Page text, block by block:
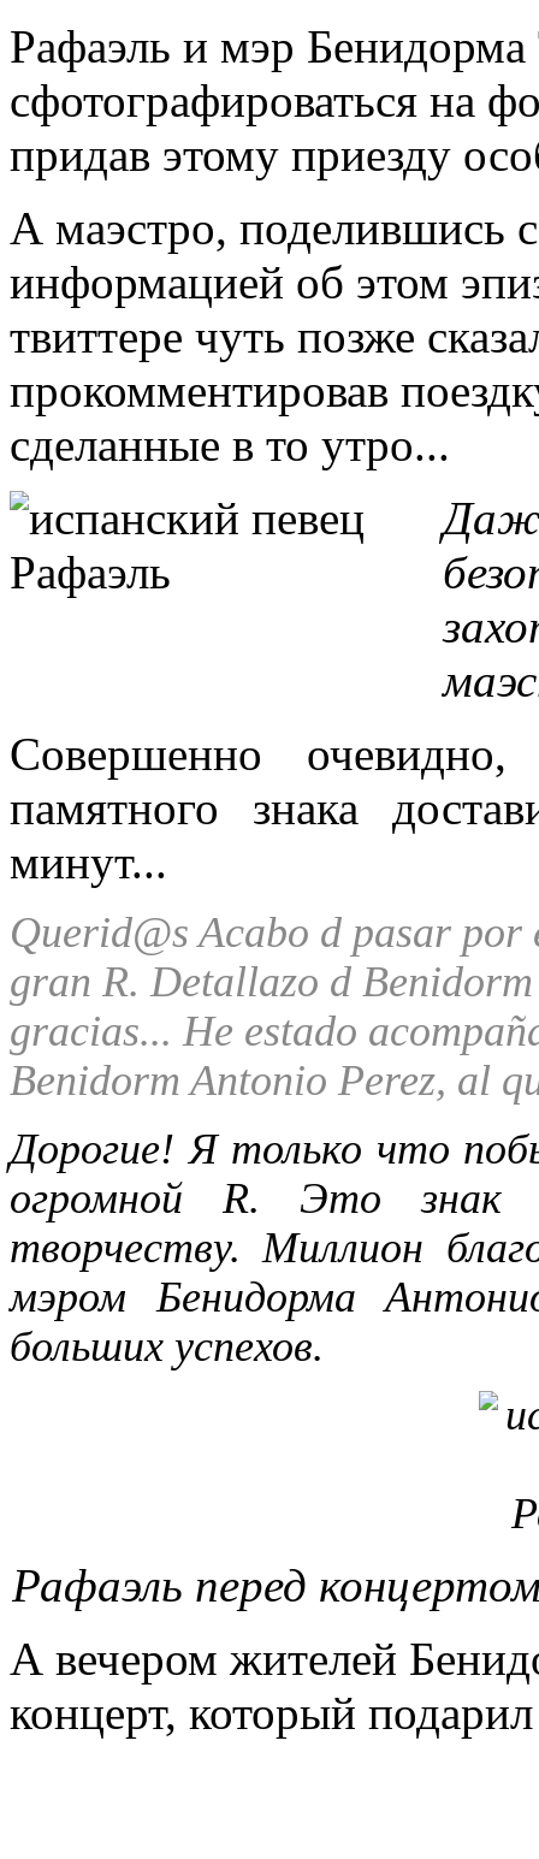
Рафаэль и мэр
сфотографироваться на
придав этому приезду
А маэстро, поделившись
информацией об этом
твиттере чуть позже
прокомментировав
сделанные в то утро...
Совершенно
памятного знака
минут...
Querid@s Acabo d pasar por
gran R. Detallazo d
gracias... He estado
Benidorm Antonio Perez, al
Дорогие! Я только что
огромной R. Это знак
творчеству. Миллион
мэром Бенидорма
больших успехов.
Рафаэль перед
А вечером жителей
концерт, который